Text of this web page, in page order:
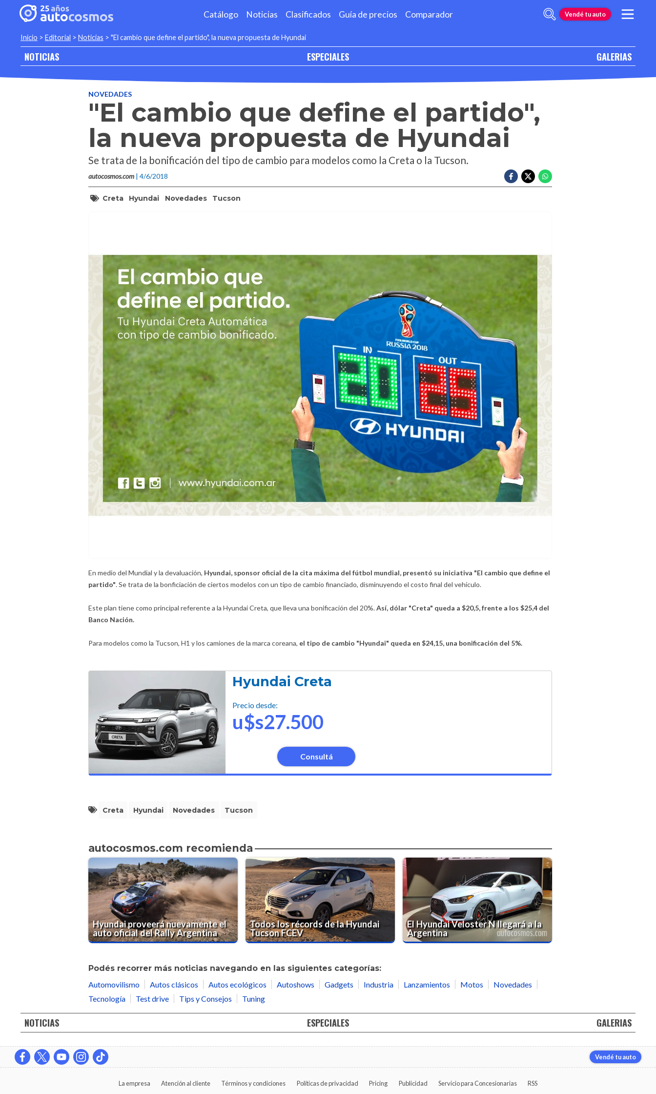
Catálogo Noticias Clasificados Guía de precios Comparador Vendé tu auto
Inicio > Editorial > Noticias > "El cambio que define el partido", la nueva propuesta de Hyundai
NOTICIAS ESPECIALES GALERIAS
NOVEDADES
"El cambio que define el partido",
la nueva propuesta de Hyundai
Se trata de la bonificación del tipo de cambio para modelos como la Creta o la Tucson.
autocosmos.com | 4/6/2018
Creta Hyundai Novedades Tucson
En medio del Mundial y la devaluación, Hyundai, sponsor oficial de la cita máxima del fútbol mundial, presentó su iniciativa "El cambio que define el
partido". Se trata de la bonficiación de ciertos modelos con un tipo de cambio financiado, disminuyendo el costo final del vehículo.
Este plan tiene como principal referente a la Hyundai Creta, que lleva una bonificación del 20%.Así, dólar "Creta" queda a $20,5, frente a los $25,4 del
Banco Nación.
Para modelos como la Tucson, H1 y los camiones de la marca coreana, el tipo de cambio "Hyundai" queda en $24,15, una bonificación del 5%.
Hyundai Creta
Precio desde:
u$s27.500
Consultá
Creta Hyundai Novedades Tucson
autocosmos.com recomienda
Hyundai proveerá nuevamente el
auto oficial del Rally Argentina
Todos los récords de la Hyundai
Tucson FCEV
El Hyundai Veloster N llegará a la
Argentina
Podés recorrer más noticias navegando en las siguientes categorías:
Automovilismo
Autos clásicos Autos ecológicos Autoshows Gadgets Industria Lanzamientos Motos
Novedades
Tecnología
Test drive Tips y Consejos Tuning
NOTICIAS ESPECIALES GALERIAS
Vendé tu auto
La empresa Atención al cliente Términos y condiciones Políticas de privacidad Pricing Publicidad Servicio para Concesionarias RSS